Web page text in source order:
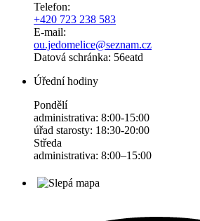
Telefon:
+420 723 238 583
E-mail:
ou.jedomelice@seznam.cz
Datová schránka: 56eatd
Úřední hodiny
Pondělí
administrativa: 8:00-15:00
úřad starosty: 18:30-20:00
Středa
administrativa: 8:00–15:00